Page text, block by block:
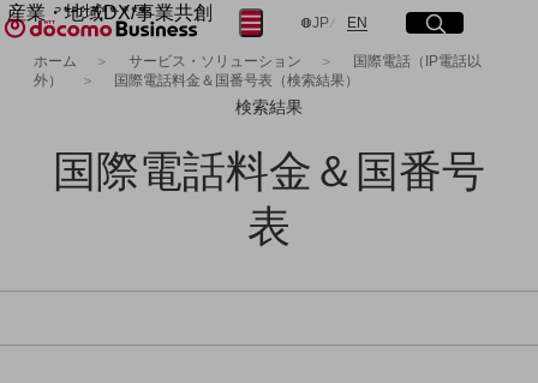
産業・地域DX/事業共創
OPEN HUB for Plural Futures
自律・分散・協調型社会の実現を目指し、
「社会可能性」を探究・実装する事業共創エコシステムです。
イベント/ウェビナー
記事コンテンツ
プレイヤー(カタリスト/パートナー企業)
Smart Education
JP日本語
EN Englishサイト内検索
開く
メニュー
開く
フリーワードを入力して探す
フリーワードでNTTドコモビジネスの
検索する
ホーム サービス・ソリューション
国際電話（IP電話以
外）
国際電話料金＆国番号表（検索結果）
検索結果
国際電話料金＆国番号
表